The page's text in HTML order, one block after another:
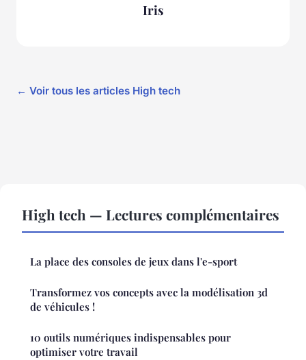
Iris
← Voir tous les articles High tech
High tech — Lectures complémentaires
La place des consoles de jeux dans l'e-sport
Transformez vos concepts avec la modélisation 3d
de véhicules !
10 outils numériques indispensables pour
optimiser votre travail